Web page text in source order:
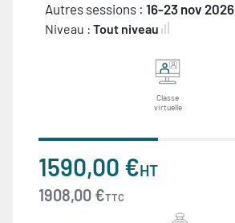
Autres sessions : 16-23 nov 2026
Niveau : Tout niveau
Classe
virtuelle
1590,00 €HT
1908,00 €TTC